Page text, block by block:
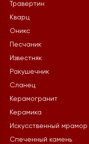
Травертин
Кварц
Оникс
Песчаник
Известняк
Ракушечник
Сланец
Керамогранит
Керамика
Искусственный мрамор
Спеченный камень